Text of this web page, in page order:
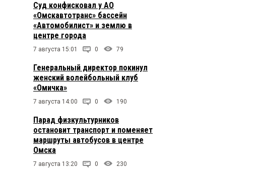
Суд конфисковал у АО
«Омскавтотранс» бассейн
«Автомобилист» и землю в
центре города
7 августа 15:01 0 79
Генеральный директор покинул
женский волейбольный клуб
«Омичка»
7 августа 14:00 0 190
Парад физкультурников
остановит транспорт и поменяет
маршруты автобусов в центре
Омска
7 августа 13:20 0 230